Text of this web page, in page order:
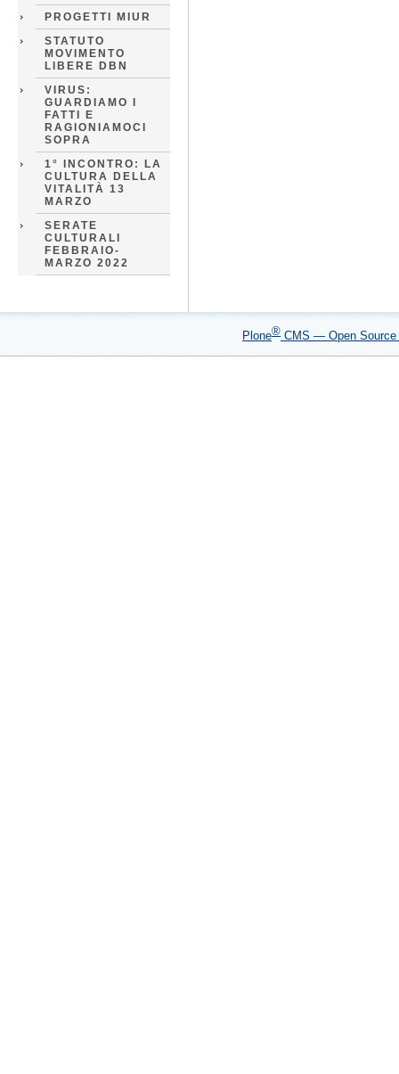
PROGETTI MIUR
STATUTO
MOVIMENTO
LIBERE DBN
VIRUS:
GUARDIAMO I
FATTI E
RAGIONIAMOCI
SOPRA
1° INCONTRO: LA
CULTURA DELLA
VITALITÀ 13
MARZO
SERATE
CULTURALI
FEBBRAIO-
MARZO 2022
Plone® CMS — Open Source